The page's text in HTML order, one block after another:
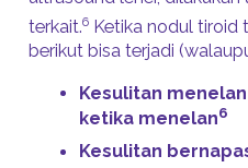
terkait.6 Ketika nodul tiroid
berikut bisa terjadi
Kesulitan
ketika menelan6
Kesulitan